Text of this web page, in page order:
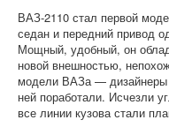
ВАЗ-2110 стал первой
седан и передний привод
Мощный, удобный, он
новой внешностью,
модели ВАЗа — дизайнеры
ней поработали. Исчезли
все линии кузова стали